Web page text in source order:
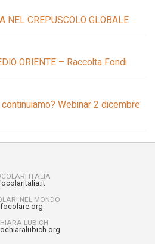
NEL CREPUSCOLO GLOBALE
ORIENTE – Raccolta Fondi
Webinar 2 dicembre
ITALIA
NEL MONDO
focolare.org
LUBICH